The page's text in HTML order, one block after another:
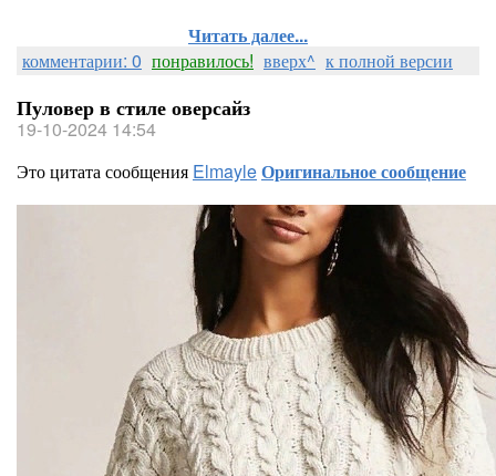
Читать далее...
комментарии: 0 понравилось! вверх^ к полной версии
Пуловер в стиле оверсайз
19-10-2024 14:54
Это цитата сообщения ElmayleОригинальное сообщение